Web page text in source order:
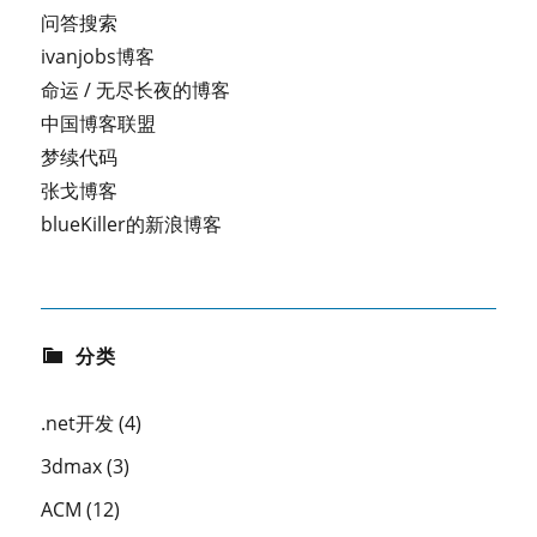
问答搜索
ivanjobs博客
命运 / 无尽长夜的博客
中国博客联盟
梦续代码
张戈博客
blueKiller的新浪博客
分类
.net开发(4)
3dmax(3)
ACM (12)